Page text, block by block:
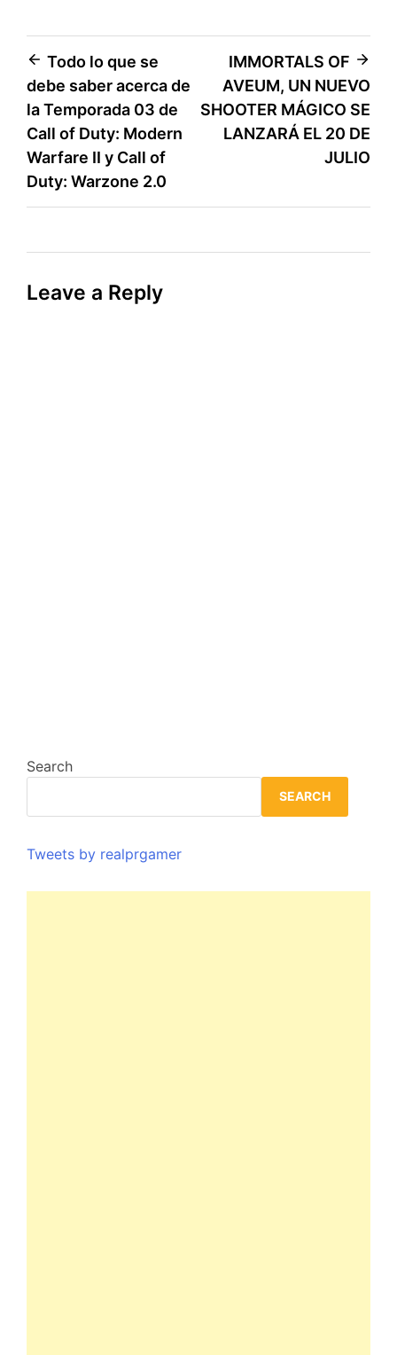
Post
navigation
Todo lo que se
debe saber acerca de
la Temporada 03 de
Call of Duty: Modern
Warfare II y Call of
Duty: Warzone 2.0
IMMORTALS OF
AVEUM, UN NUEVO
SHOOTER MÁGICO SE
LANZARÁ EL 20 DE
JULIO
Leave a Reply
Search
SEARCH
Tweets by realprgamer